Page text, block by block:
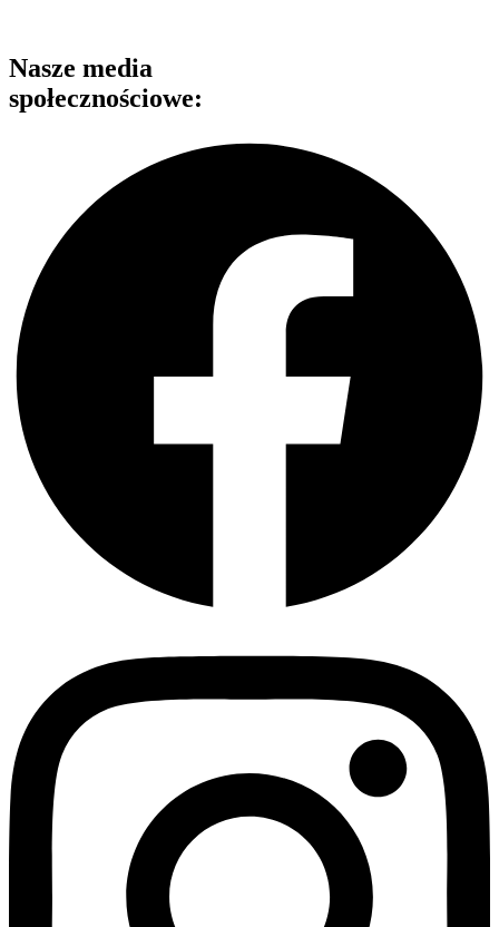
Nasze media
społecznościowe: